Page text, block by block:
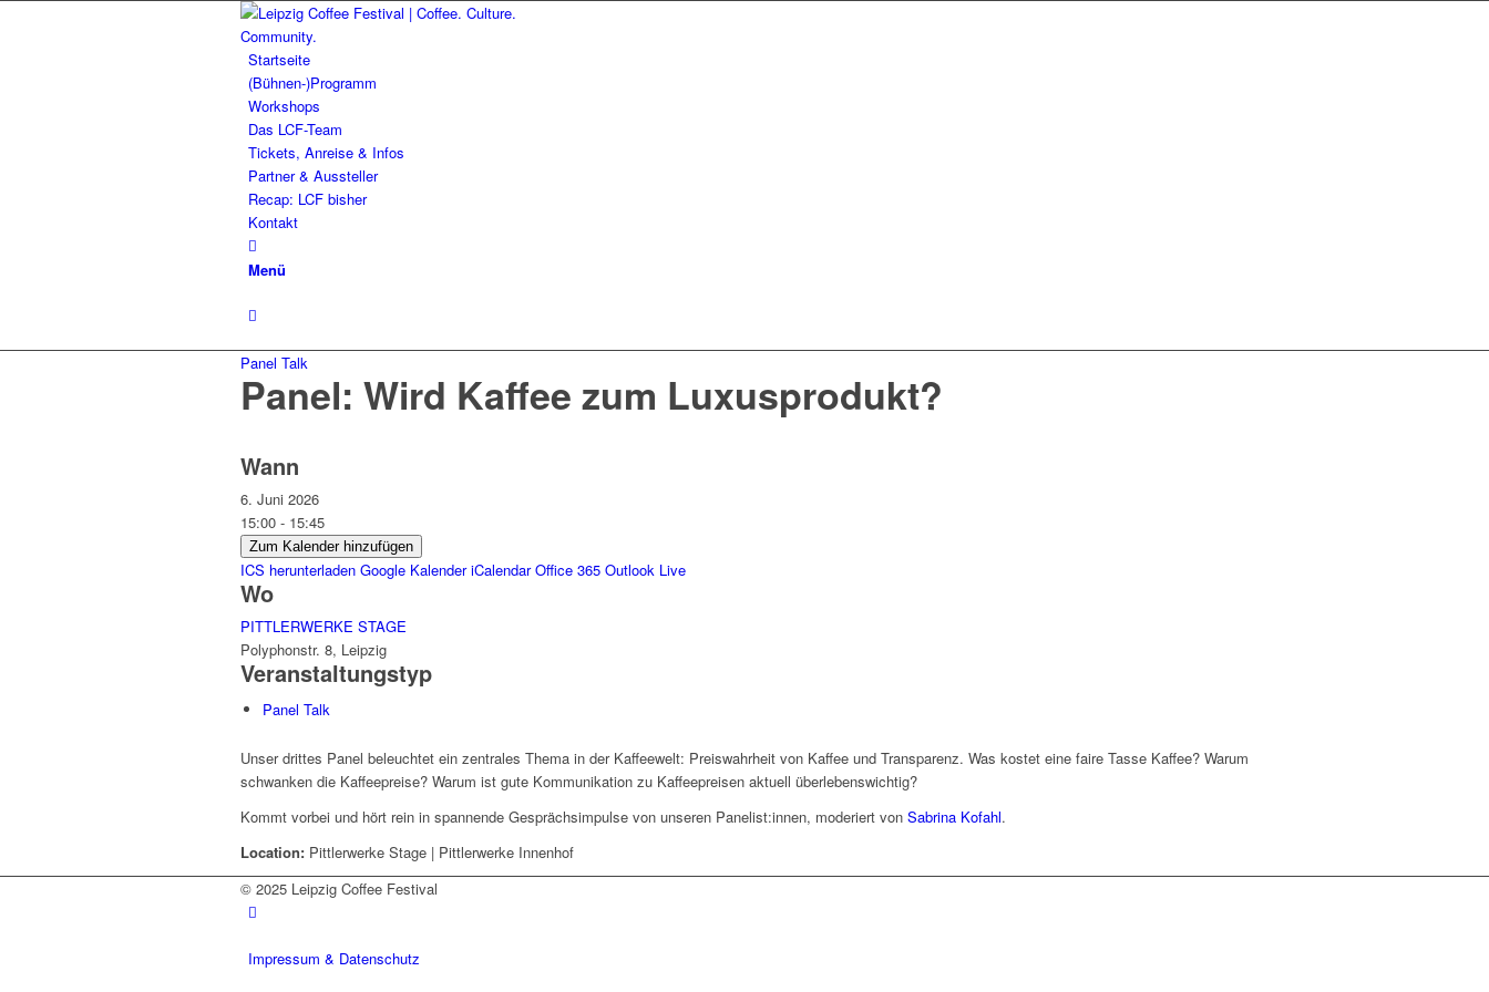
Startseite
(Bühnen-)Programm
Workshops
Das LCF-Team
Tickets, Anreise & Infos
Partner & Aussteller
Recap: LCF bisher
Kontakt
Menü
Panel Talk
Panel: Wird Kaffee zum Luxusprodukt?
Wann
6. Juni 2026
15:00 - 15:45
Zum Kalender hinzufügen
ICS herunterladen Google Kalender iCalendar Office 365 Outlook Live
Wo
PITTLERWERKE STAGE
Polyphonstr. 8, Leipzig
Veranstaltungstyp
Panel Talk
Unser drittes Panel beleuchtet ein zentrales Thema in der Kaffeewelt: Preiswahrheit von Kaffee und Transparenz. Was kostet eine faire Tasse Kaffee? Warum
schwanken die Kaffeepreise? Warum ist gute Kommunikation zu Kaffeepreisen aktuell überlebenswichtig?
Kommt vorbei und hört rein in spannende Gesprächsimpulse von unseren Panelist:innen, moderiert von Sabrina Kofahl.
Location: Pittlerwerke Stage | Pittlerwerke Innenhof
© 2025 Leipzig Coffee Festival
Impressum & Datenschutz